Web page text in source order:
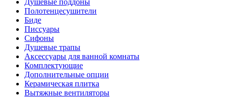
Душевые поддоны
Полотенцесушители
Биде
Писсуары
Сифоны
Душевые трапы
Аксессуары для ванной комнаты
Комплектующие
Дополнительные опции
Керамическая плитка
Вытяжные вентиляторы